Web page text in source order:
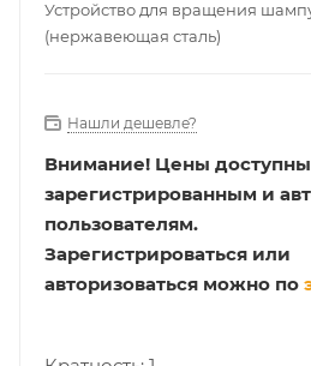
Устройство для вращения
(нержавеющая сталь)
Нашли дешевле?
Внимание! Цены
зарегистрированным и
пользователям.
Зарегистрироваться или
авторизоваться можно по